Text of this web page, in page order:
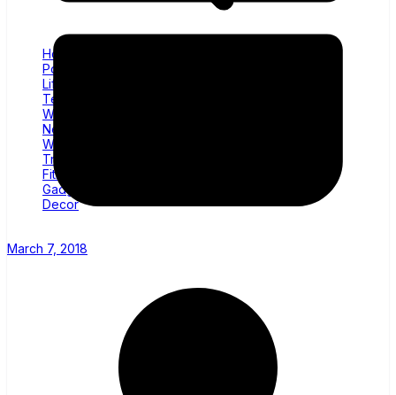
Home
Politics
Lifestyle
Technology
Wellness
News
World
Trending
Fitness
Gadgets
Decor
March 7, 2018